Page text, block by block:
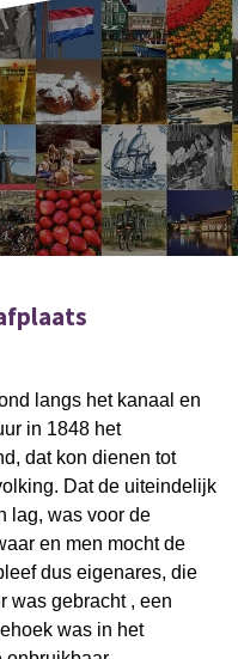
langs het kanaal en
in 1848 het
dat kon dienen tot
Dat de uiteindelijk
lag, was voor de
en men mocht de
dus eigenares, die
was gebracht , een
was in het